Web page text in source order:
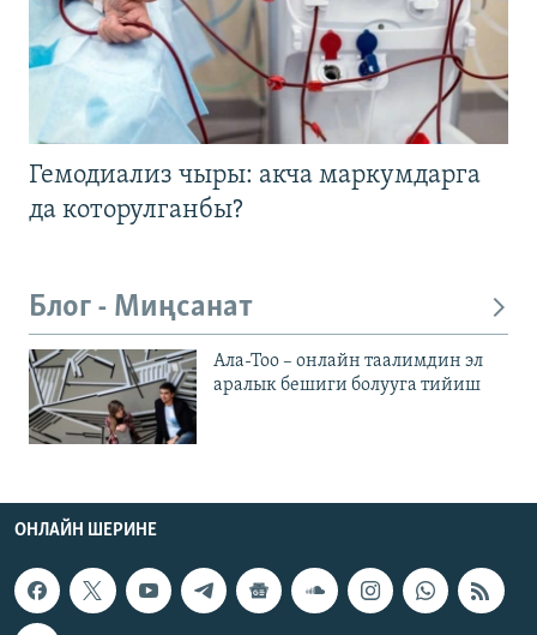
Гемодиализ чыры: акча маркумдарга
да которулганбы?
Блог - Миңсанат
Ала-Тоо – онлайн таалимдин эл
аралык бешиги болууга тийиш
ОНЛАЙН ШЕРИНЕ